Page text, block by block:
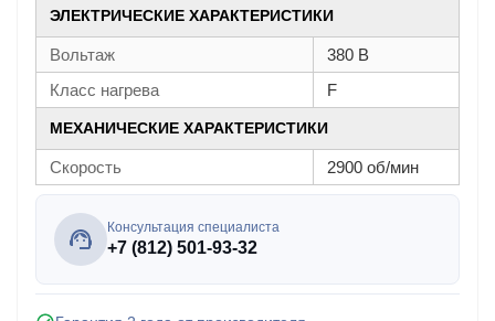
ЭЛЕКТРИЧЕСКИЕ ХАРАКТЕРИСТИКИ
Вольтаж
380 В
Класс нагрева
F
МЕХАНИЧЕСКИЕ ХАРАКТЕРИСТИКИ
Скорость 2900 об/мин
Консультация специалиста
+7 (812) 501-93-32